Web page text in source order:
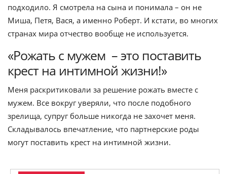
подходило. Я смотрела на сына и понимала – он не
Миша, Петя, Вася, а именно Роберт. И кстати, во многих
странах мира отчество вообще не используется.
«Рожать с мужем – это поставить
крест на интимной жизни!»
Меня раскритиковали за решение рожать вместе с
мужем. Все вокруг уверяли, что после подобного
зрелища, супруг больше никогда не захочет меня.
Складывалось впечатление, что партнерские роды
могут поставить крест на интимной жизни.